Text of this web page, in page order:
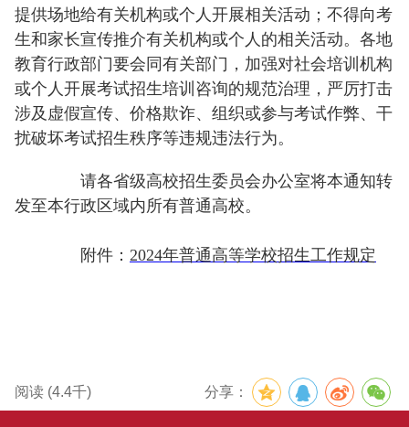
提供场地给有关机构或个人开展相关活动；不得向考
生和家长宣传推介有关机构或个人的相关活动。各地
教育行政部门要会同有关部门，加强对社会培训机构
或个人开展考试招生培训咨询的规范治理，严厉打击
涉及虚假宣传、价格欺诈、组织或参与考试作弊、干
扰破坏考试招生秩序等违规违法行为。
请各省级高校招生委员会办公室将本通知转
发至本行政区域内所有普通高校。
附件： 2024年普通高等学校招生工作规定
阅读 (4.4千) 分享：